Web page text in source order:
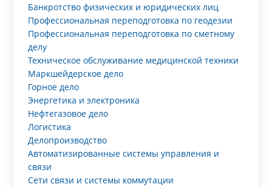
Банкротство физических и юридических лиц
Профессиональная переподготовка по геодезии
Профессиональная переподготовка по сметному
делу
Техническое обслуживание медицинской техники
Маркшейдерское дело
Горное дело
Энергетика и электроника
Нефтегазовое дело
Логистика
Делопроизводство
Автоматизированные системы управления и
связи
Сети связи и системы коммутации